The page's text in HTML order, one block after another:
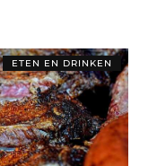
ETEN EN DRINKEN